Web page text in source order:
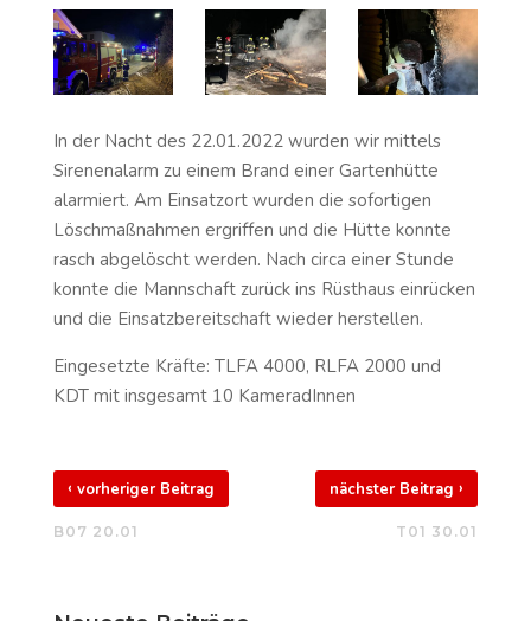
In der Nacht des 22.01.2022 wurden wir mittels
Sirenenalarm zu einem Brand einer Gartenhütte
alarmiert. Am Einsatzort wurden die sofortigen
Löschmaßnahmen ergriffen und die Hütte konnte
rasch abgelöscht werden. Nach circa einer Stunde
konnte die Mannschaft zurück ins Rüsthaus einrücken
und die Einsatzbereitschaft wieder herstellen.
Eingesetzte Kräfte: TLFA 4000, RLFA 2000 und
KDT mit insgesamt 10 KameradInnen
‹ vorheriger Beitrag
B07 20.01
nächster Beitrag›
T01 30.01